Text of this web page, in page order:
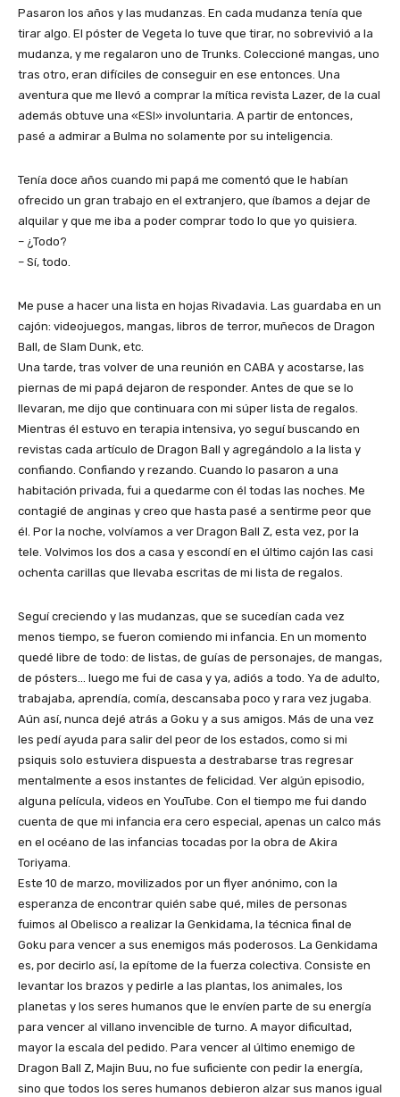
Pasaron los años y las mudanzas. En cada mudanza tenía que
tirar algo. El póster de Vegeta lo tuve que tirar, no sobrevivió a la
mudanza, y me regalaron uno de Trunks. Coleccioné mangas, uno
tras otro, eran difíciles de conseguir en ese entonces. Una
aventura que me llevó a comprar la mítica revista Lazer, de la cual
además obtuve una «ESI» involuntaria. A partir de entonces,
pasé a admirar a Bulma no solamente por su inteligencia.
Tenía doce años cuando mi papá me comentó que le habían
ofrecido un gran trabajo en el extranjero, que íbamos a dejar de
alquilar y que me iba a poder comprar todo lo que yo quisiera.
– ¿Todo?
– Sí, todo.
Me puse a hacer una lista en hojas Rivadavia. Las guardaba en un
cajón: videojuegos, mangas, libros de terror, muñecos de Dragon
Ball, de Slam Dunk, etc.
Una tarde, tras volver de una reunión en CABA y acostarse, las
piernas de mi papá dejaron de responder. Antes de que se lo
llevaran, me dijo que continuara con mi súper lista de regalos.
Mientras él estuvo en terapia intensiva, yo seguí buscando en
revistas cada artículo de Dragon Ball y agregándolo a la lista y
confiando. Confiando y rezando. Cuando lo pasaron a una
habitación privada, fui a quedarme con él todas las noches. Me
contagié de anginas y creo que hasta pasé a sentirme peor que
él. Por la noche, volvíamos a ver Dragon Ball Z, esta vez, por la
tele. Volvimos los dos a casa y escondí en el último cajón las casi
ochenta carillas que llevaba escritas de mi lista de regalos.
Seguí creciendo y las mudanzas, que se sucedían cada vez
menos tiempo, se fueron comiendo mi infancia. En un momento
quedé libre de todo: de listas, de guías de personajes, de mangas,
de pósters… luego me fui de casa y ya, adiós a todo. Ya de adulto,
trabajaba, aprendía, comía, descansaba poco y rara vez jugaba.
Aún así, nunca dejé atrás a Goku y a sus amigos. Más de una vez
les pedí ayuda para salir del peor de los estados, como si mi
psiquis solo estuviera dispuesta a destrabarse tras regresar
mentalmente a esos instantes de felicidad. Ver algún episodio,
alguna película, videos en YouTube. Con el tiempo me fui dando
cuenta de que mi infancia era cero especial, apenas un calco más
en el océano de las infancias tocadas por la obra de Akira
Toriyama.
Este 10 de marzo, movilizados por un flyer anónimo, con la
esperanza de encontrar quién sabe qué, miles de personas
fuimos al Obelisco a realizar la Genkidama, la técnica final de
Goku para vencer a sus enemigos más poderosos. La Genkidama
es, por decirlo así, la epítome de la fuerza colectiva. Consiste en
levantar los brazos y pedirle a las plantas, los animales, los
planetas y los seres humanos que le envíen parte de su energía
para vencer al villano invencible de turno. A mayor dificultad,
mayor la escala del pedido. Para vencer al último enemigo de
Dragon Ball Z, Majin Buu, no fue suficiente con pedir la energía,
sino que todos los seres humanos debieron alzar sus manos igual